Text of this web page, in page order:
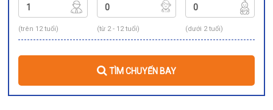
(trên 12 tuổi) (từ 2 - 12 tuổi) (dưới 2 tuổi)
TÌM CHUYẾN BAY